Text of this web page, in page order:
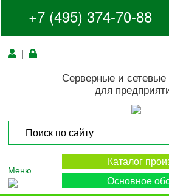
+7 (495) 374-70-88
|
Серверные и
для
Меню
Каталог
Основное